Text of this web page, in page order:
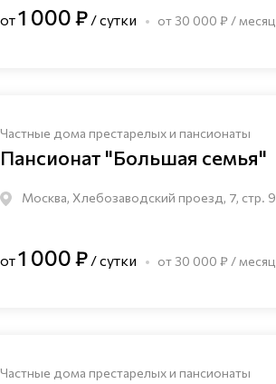
от1 000 ₽ / сутки от 30 000 ₽ / месяц
Частные дома престарелых и пансионаты
Пансионат "Большая семья"
Москва, Хлебозаводский проезд, 7, стр. 9
от1 000 ₽ / сутки от 30 000 ₽ / месяц
Частные дома престарелых и пансионаты